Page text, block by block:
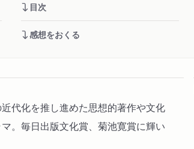
目次
感想をおくる
代化を推し進めた思想的著作や文化
。毎日出版文化賞、菊池寛賞に輝い